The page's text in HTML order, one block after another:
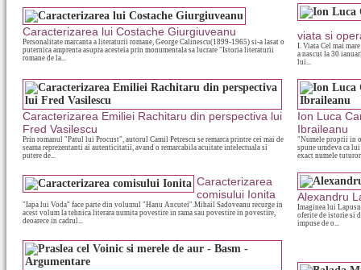
Caracterizarea lui Costache Giurgiuveanu
Personalitate marcanta a literaturii romane, George Calinescu(1899-1965) si-a lasat o
puternica amprenta asupra acesteia prin monumentala sa lucrare "Istoria literaturii
romane de la...
viata si
I. Viata Cel mai
a nascut la 30
lui...
Caracterizarea Emiliei Rachitaru din perspectiva lui
Fred Vasilescu
Prin romanul "Patul lui Procust", autorul Camil Petrescu se remarca printre cei mai de
seama reprezentanti ai autenticitatii, avand o remarcabila acuitate intelectuala si
putere de...
Ion Luca
Ibraileanu
"Numele proprii in
spune umdeva ca
exact numele
Caracterizarea
comisului Ionita
"Iapa lui Voda" face parte din volumul "Hanu Ancutei".Mihail Sadoveanu recurge in
acest volum la tehnica literara numita povestire in rama sau povestire in povestire,
deoarece in cadrul...
Alexandru
Imaginea lui
oferite de istorie si
impuse de o...